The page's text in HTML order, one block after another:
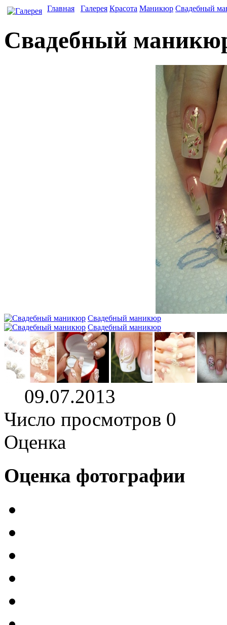
Главная Галерея Красота Маникюр Свадебный
Свадебный
Свадебный маникюр
Свадебный маникюр
09.07.2013
Число просмотров 0
Оценка
Оценка фотографии